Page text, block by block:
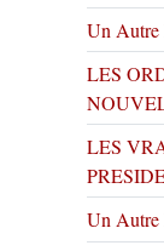
Un Autre
LES
LES
Un Autre